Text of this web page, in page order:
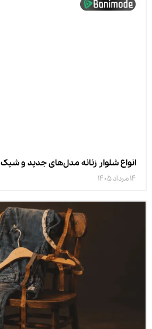
انواع شلوار زنانه مدل‌های جدید و شیک
14 مرداد 1405